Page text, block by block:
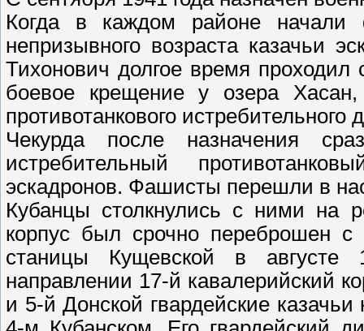
Когда в каждом районе начали
непризывного возраста казачьи
Тихонович долгое время
боевое крещение у озера
противотанкового истребительного
Чекурда после назначения
истребительный
эскадронов. Фашисты перешли в
Кубанцы столкнулись с ними на
корпус был срочно переброшен
станицы Кущевской в
направлении 17-й кавалерийский
и 5-й Донской гвардейские